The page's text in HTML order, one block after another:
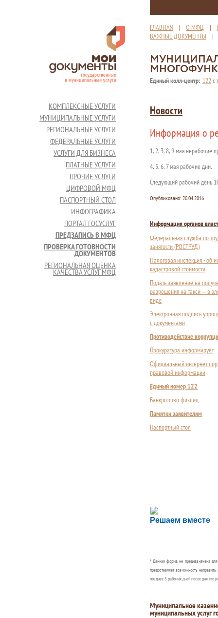
ГЛАВНАЯ | О МФЦ |
ВАЖНЫЕ ДОКУМЕНТЫ
Единый колл-центр: 122с
КОМПЛЕКСНЫЕ УСЛУГИ
МУНИЦИПАЛЬНЫЕ УСЛУГИ
РЕГИОНАЛЬНЫЕ УСЛУГИ
ФЕДЕРАЛЬНЫЕ УСЛУГИ
УСЛУГИ ДЛЯ БИЗНЕСА
ПЛАТНЫЕ УСЛУГИ
ПРОЧИЕ УСЛУГИ
ЦИФРОВОЙ МФЦ
ПАСПОРТНЫЙ СТОЛ
ИНФОГРАФИКА
ПОРТАЛ ГОСУСЛУГ
ПРЕДЗАПИСЬ В МФЦ
ПРОВЕРКА ГОТОВНОСТИ
ДОКУМЕНТОВ
РЕГИОНАЛЬНАЯ ОЦЕНКА
КАЧЕСТВА УСЛУГ МФЦ
Новости
Информация о
1, 2, 3, 8, 9 мая нерабочие
4, 5, 6, 7 мая рабочие дни.
Следующий рабочий день
Опубликовано: 20.04.2016
Информация органов
Федеральная служба по
занятости (РОСТРУД)
Налоговая инспекция - об
кадастровой стоимости
Подать заявление на
разрешения на такси — в
виде
Электронная подпись
с документами
Противодействие
Прокуратура информирует
Официальный интернет-
правовой информации
Единый номер 122
Банкротство физлиц
Памятки заявителям
Паспортный стол
Решаем вместе
Сложности с
Сообщите об этом
* Данная форма не предназначена
предоставляет возможность
позднее 8 рабочих дней после дня его
Муниципальное
муниципальных услуг